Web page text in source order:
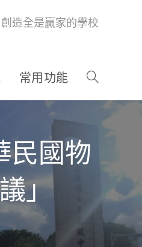
造全是贏家的學校
常用功能
民國物
」